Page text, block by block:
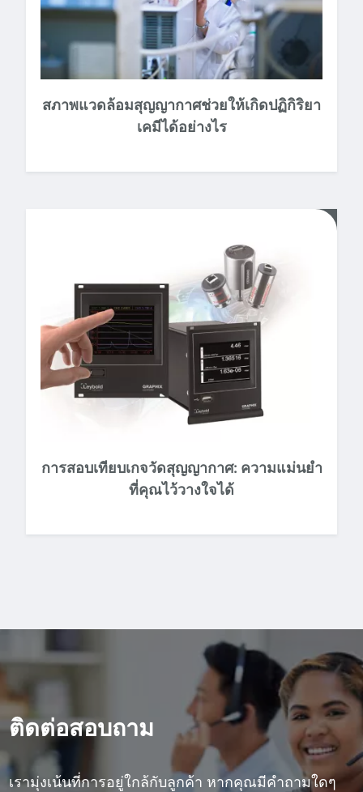
สภาพแวดล้อมสุญญากาศช่วยให้เกิดปฏิกิริยา
เคมีได้อย่างไร
การสอบเทียบเกจวัดสุญญากาศ: ความแม่นยํา
ที่คุณไว้วางใจได้
ติดต่อสอบถาม
เรามุ่งเน้นที่การอยู่ใกล้กับลูกค้า หากคุณมีคําถามใดๆ